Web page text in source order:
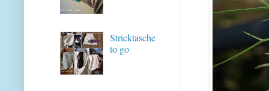
Stricktasche
to go